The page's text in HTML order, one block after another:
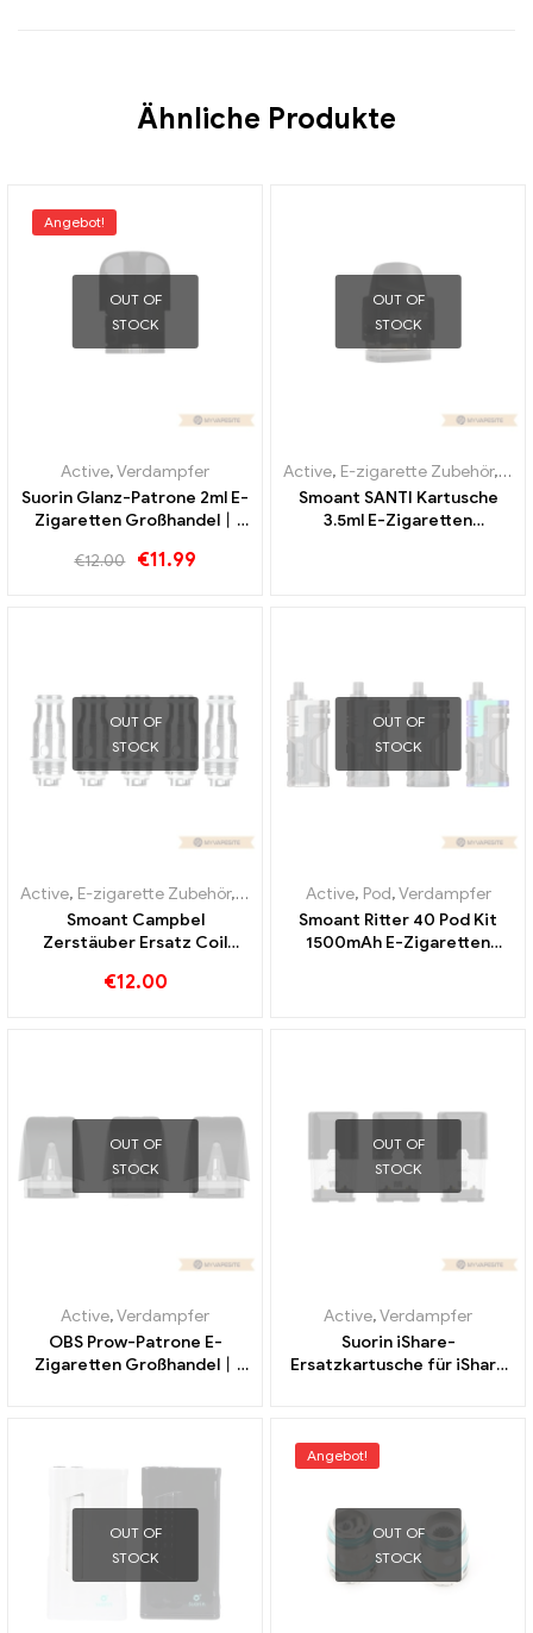
Ähnliche Produkte
Angebot!
OUT OF
STOCK
Active,Verdampfer
Suorin Glanz-Patrone 2ml E-
Zigaretten Großhandel丨
€12.00 €11.99
OUT OF
STOCK
Active, E-zigarette Zubehör,
Smoant SANTI Kartusche
3.5ml E-Zigaretten
OUT OF
STOCK
Active, E-zigarette Zubehör, Verdampfer
Smoant Campbel
Zerstäuber Ersatz Coil
Zigaretten Großhandel丨
€12.00
OUT OF
STOCK
Active, Pod,Verdampfer
Smoant Ritter 40 Pod Kit
1500mAh E-Zigaretten
OUT OF
STOCK
Active,Verdampfer
OBS Prow-Patrone E-
Zigaretten Großhandel丨
OUT OF
STOCK
Active,Verdampfer
Suorin iShare-
Ersatzkartusche für iShare
OUT OF
STOCK
Angebot!
OUT OF
STOCK